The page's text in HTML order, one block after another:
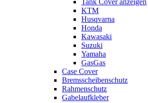
KTM
Husqvarna
Honda
Kawasaki
Suzuki
Yamaha
GasGas
Case Cover
Bremsscheibenschutz
Rahmenschutz
Gabelaufkleber